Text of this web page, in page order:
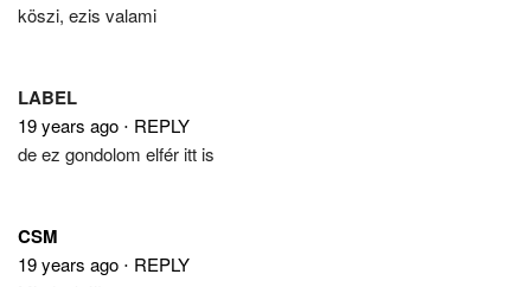
köszi, ezis valami
LABEL
19 years ago ⋅ REPLY
de ez gondolom elfér itt is
CSM
19 years ago ⋅ REPLY